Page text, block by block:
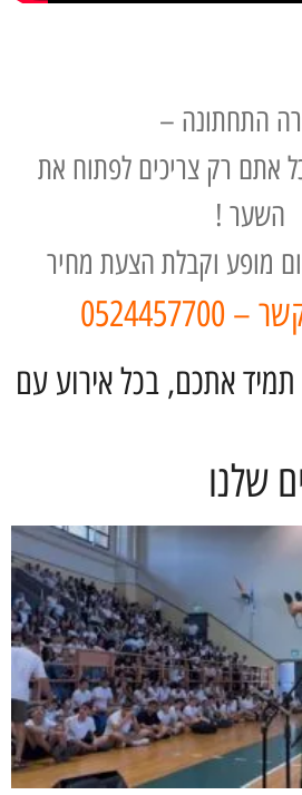
התחתונה –
אתם רק צריכים לפתוח את
השער !
מופע וקבלת הצעת מחיר
אתכם, בכל אירוע עם
שלנו